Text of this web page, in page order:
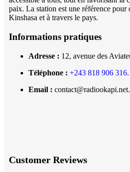
paix. La station est une référence pour
Kinshasa et à travers le pays.
Informations pratiques
Adresse : 12, avenue des
Téléphone : +243 818 906 316.
Email : contact@radiookapi.net.
Customer Reviews